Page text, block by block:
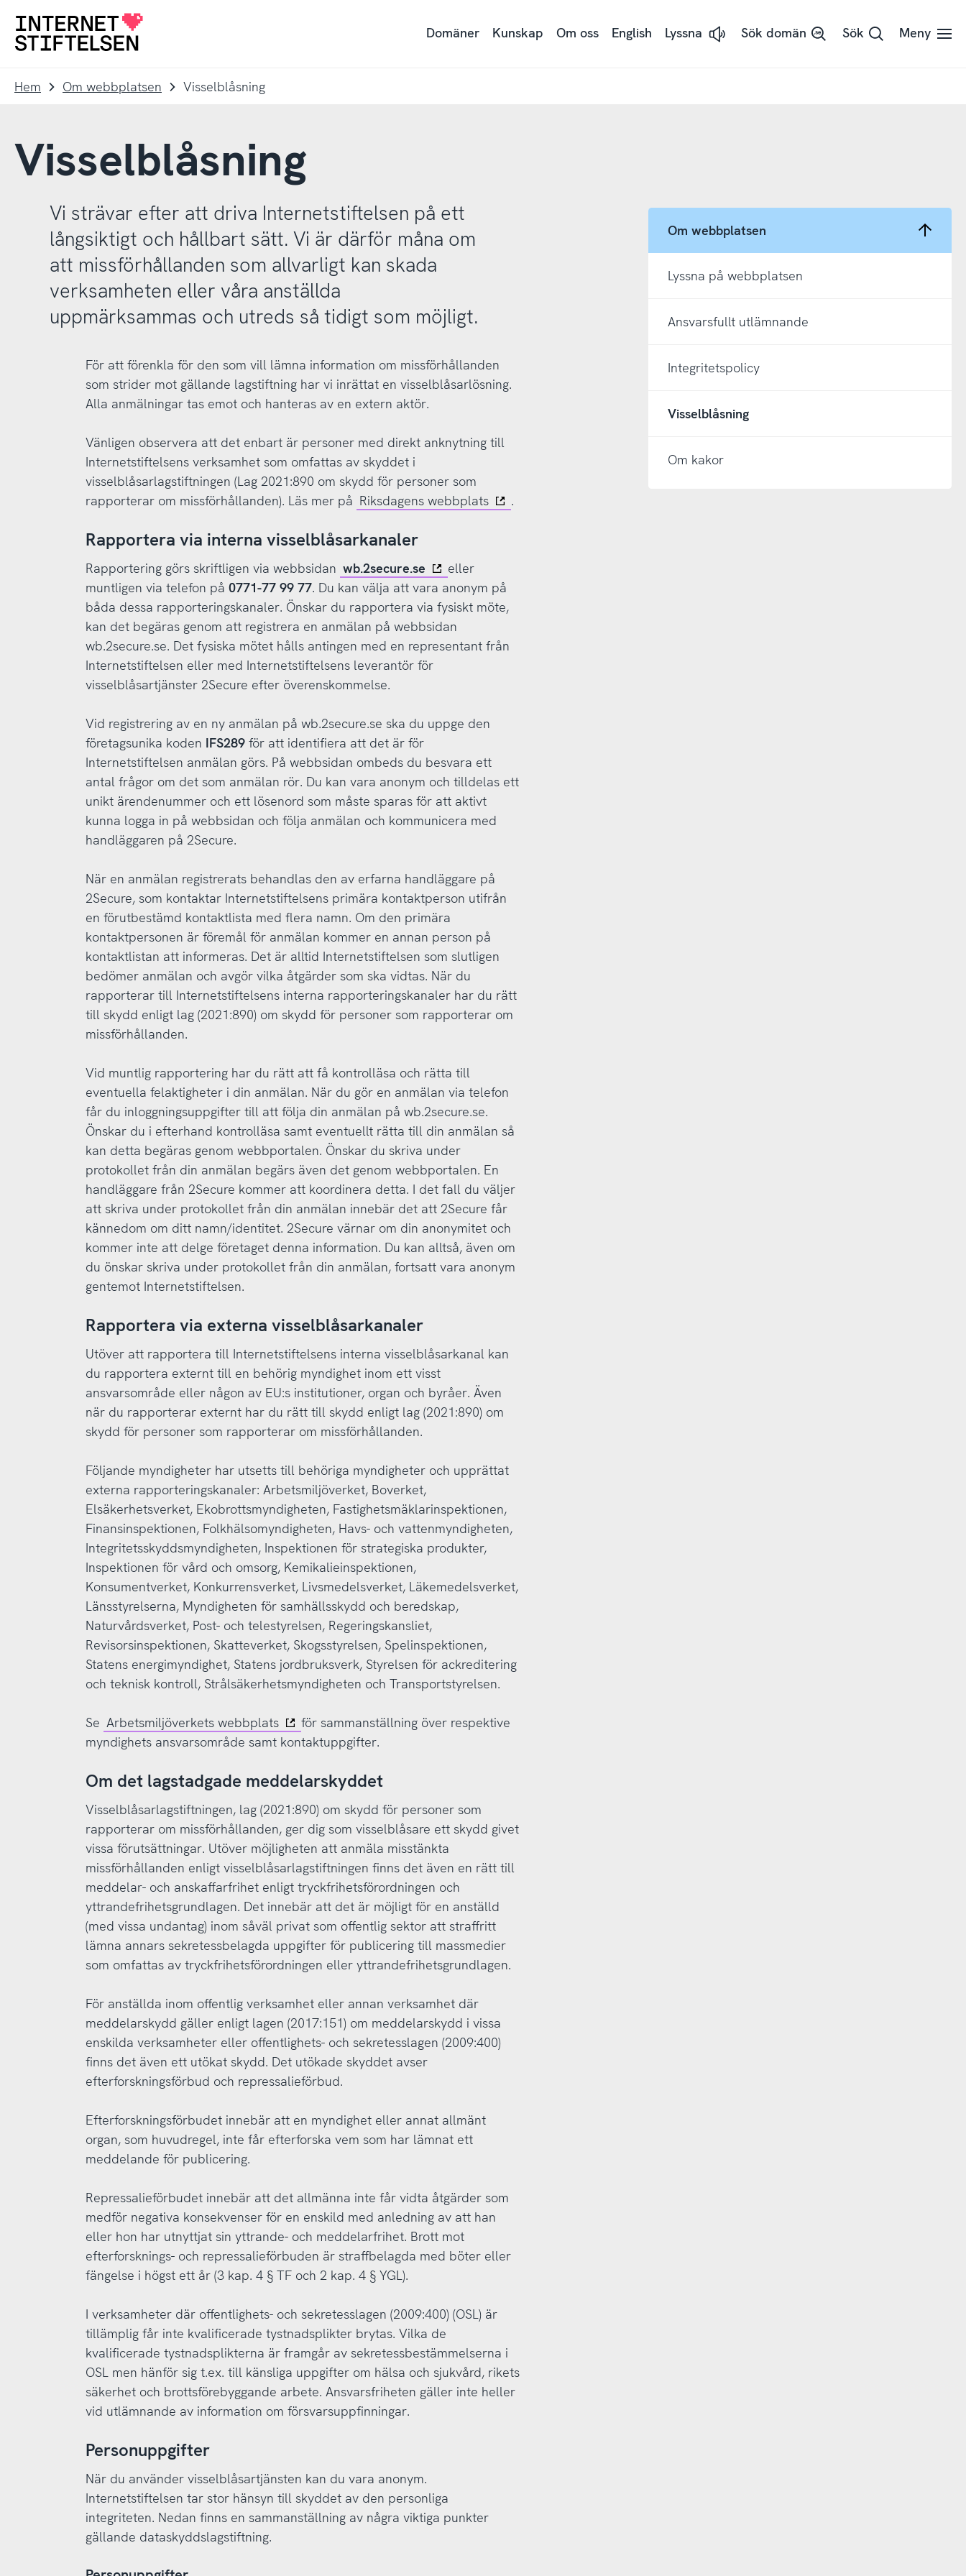
navigering
innehåll
Till
Domäner Kunskap Om oss English Lyssna
Lyssna Sök domän Sök Meny
Hem Om webbplatsen Visselblåsning
Visselblåsning
Om webbplatsen
Lyssna på webbplatsen
Ansvarsfullt utlämnande
Integritetspolicy
Visselblåsning
Om kakor
Vi strävar efter att driva Internetstiftelsen på ett
långsiktigt och hållbart sätt. Vi är därför måna om
att missförhållanden som allvarligt kan skada
verksamheten eller våra anställda
uppmärksammas och utreds så tidigt som möjligt.
För att förenkla för den som vill lämna information om missförhållanden
som strider mot gällande lagstiftning har vi inrättat en visselblåsarlösning.
Alla anmälningar tas emot och hanteras av en extern aktör.
Vänligen observera att det enbart är personer med direkt anknytning till
Internetstiftelsens verksamhet som omfattas av skyddet i
visselblåsarlagstiftningen (Lag 2021:890 om skydd för personer som
rapporterar om missförhållanden). Läs mer på Riksdagens webbplats .
Rapportera via interna visselblåsarkanaler
Rapportering görs skriftligen via webbsidan wb.2secure.se
eller
muntligen via telefon på 0771-77 99 77. Du kan välja att vara anonym på
båda dessa rapporteringskanaler. Önskar du rapportera via fysiskt möte,
kan det begäras genom att registrera en anmälan på webbsidan
wb.2secure.se. Det fysiska mötet hålls antingen med en representant från
Internetstiftelsen eller med Internetstiftelsens leverantör för
visselblåsartjänster 2Secure efter överenskommelse.
Vid registrering av en ny anmälan på wb.2secure.se ska du uppge den
företagsunika koden IFS289för att identifiera att det är för
Internetstiftelsen anmälan görs. På webbsidan ombeds du besvara ett
antal frågor om det som anmälan rör. Du kan vara anonym och tilldelas ett
unikt ärendenummer och ett lösenord som måste sparas för att aktivt
kunna logga in på webbsidan och följa anmälan och kommunicera med
handläggaren på 2Secure.
När en anmälan registrerats behandlas den av erfarna handläggare på
2Secure, som kontaktar Internetstiftelsens primära kontaktperson utifrån
en förutbestämd kontaktlista med flera namn. Om den primära
kontaktpersonen är föremål för anmälan kommer en annan person på
kontaktlistan att informeras. Det är alltid Internetstiftelsen som slutligen
bedömer anmälan och avgör vilka åtgärder som ska vidtas. När du
rapporterar till Internetstiftelsens interna rapporteringskanaler har du rätt
till skydd enligt lag (2021:890) om skydd för personer som rapporterar om
missförhållanden.
Vid muntlig rapportering har du rätt att få kontrolläsa och rätta till
eventuella felaktigheter i din anmälan. När du gör en anmälan via telefon
får du inloggningsuppgifter till att följa din anmälan på wb.2secure.se.
Önskar du i efterhand kontrolläsa samt eventuellt rätta till din anmälan så
kan detta begäras genom webbportalen. Önskar du skriva under
protokollet från din anmälan begärs även det genom webbportalen. En
handläggare från 2Secure kommer att koordinera detta. I det fall du väljer
att skriva under protokollet från din anmälan innebär det att 2Secure får
kännedom om ditt namn/identitet. 2Secure värnar om din anonymitet och
kommer inte att delge företaget denna information. Du kan alltså, även om
du önskar skriva under protokollet från din anmälan, fortsatt vara anonym
gentemot Internetstiftelsen.
Rapportera via externa visselblåsarkanaler
Utöver att rapportera till Internetstiftelsens interna visselblåsarkanal kan
du rapportera externt till en behörig myndighet inom ett visst
ansvarsområde eller någon av EU:s institutioner, organ och byråer. Även
när du rapporterar externt har du rätt till skydd enligt lag (2021:890) om
skydd för personer som rapporterar om missförhållanden.
Följande myndigheter har utsetts till behöriga myndigheter och upprättat
externa rapporteringskanaler: Arbetsmiljöverket, Boverket,
Elsäkerhetsverket, Ekobrottsmyndigheten, Fastighetsmäklarinspektionen,
Finansinspektionen, Folkhälsomyndigheten, Havs- och vattenmyndigheten,
Integritetsskyddsmyndigheten, Inspektionen för strategiska produkter,
Inspektionen för vård och omsorg, Kemikalieinspektionen,
Konsumentverket, Konkurrensverket, Livsmedelsverket, Läkemedelsverket,
Länsstyrelserna, Myndigheten för samhällsskydd och beredskap,
Naturvårdsverket, Post- och telestyrelsen, Regeringskansliet,
Revisorsinspektionen, Skatteverket, Skogsstyrelsen, Spelinspektionen,
Statens energimyndighet, Statens jordbruksverk, Styrelsen för ackreditering
och teknisk kontroll, Strålsäkerhetsmyndigheten och Transportstyrelsen.
Se Arbetsmiljöverkets webbplats
för sammanställning över respektive
myndighets ansvarsområde samt kontaktuppgifter.
Om det lagstadgade meddelarskyddet
Visselblåsarlagstiftningen, lag (2021:890) om skydd för personer som
rapporterar om missförhållanden, ger dig som visselblåsare ett skydd givet
vissa förutsättningar. Utöver möjligheten att anmäla misstänkta
missförhållanden enligt visselblåsarlagstiftningen finns det även en rätt till
meddelar- och anskaffarfrihet enligt tryckfrihetsförordningen och
yttrandefrihetsgrundlagen. Det innebär att det är möjligt för en anställd
(med vissa undantag) inom såväl privat som offentlig sektor att straffritt
lämna annars sekretessbelagda uppgifter för publicering till massmedier
som omfattas av tryckfrihetsförordningen eller yttrandefrihetsgrundlagen.
För anställda inom offentlig verksamhet eller annan verksamhet där
meddelarskydd gäller enligt lagen (2017:151) om meddelarskydd i vissa
enskilda verksamheter eller offentlighets- och sekretesslagen (2009:400)
finns det även ett utökat skydd. Det utökade skyddet avser
efterforskningsförbud och repressalieförbud.
Efterforskningsförbudet innebär att en myndighet eller annat allmänt
organ, som huvudregel, inte får efterforska vem som har lämnat ett
meddelande för publicering.
Repressalieförbudet innebär att det allmänna inte får vidta åtgärder som
medför negativa konsekvenser för en enskild med anledning av att han
eller hon har utnyttjat sin yttrande- och meddelarfrihet. Brott mot
efterforsknings- och repressalieförbuden är straffbelagda med böter eller
fängelse i högst ett år (3 kap. 4 § TF och 2 kap. 4 § YGL).
I verksamheter där offentlighets- och sekretesslagen (2009:400) (OSL) är
tillämplig får inte kvalificerade tystnadsplikter brytas. Vilka de
kvalificerade tystnadsplikterna är framgår av sekretessbestämmelserna i
OSL men hänför sig t.ex. till känsliga uppgifter om hälsa och sjukvård, rikets
säkerhet och brottsförebyggande arbete. Ansvarsfriheten gäller inte heller
vid utlämnande av information om försvarsuppfinningar.
Personuppgifter
När du använder visselblåsartjänsten kan du vara anonym.
Internetstiftelsen tar stor hänsyn till skyddet av den personliga
integriteten. Nedan finns en sammanställning av några viktiga punkter
gällande dataskyddslagstiftning.